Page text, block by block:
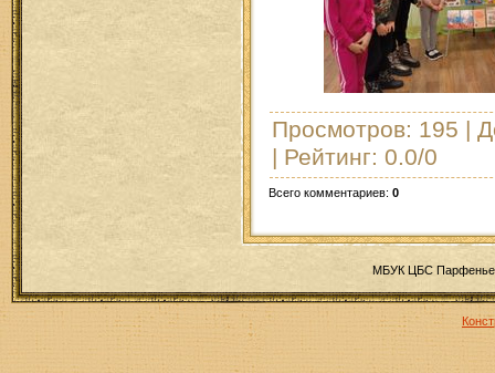
Просмотров: 195 |
| Рейтинг: 0.0/0
Всего комментариев: 0
МБУК ЦБС